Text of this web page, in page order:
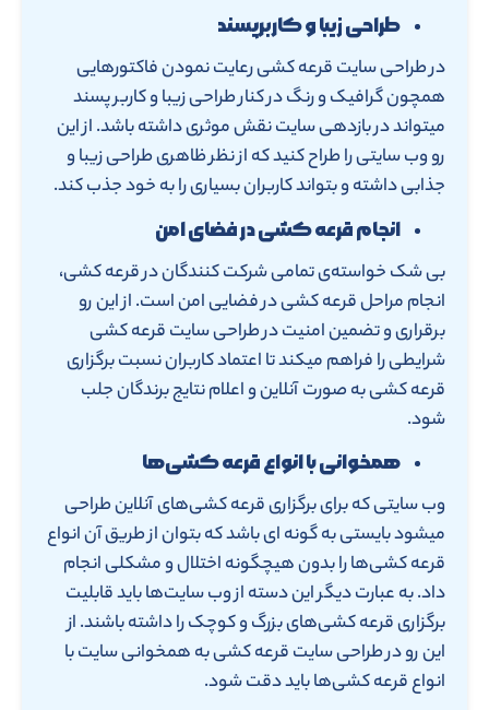
طراحی زیبا و کاربرپسند
در طراحی سایت قرعه کشی رعایت نمودن فاکتورهایی
همچون گرافیک و رنگ در کنار طراحی زیبا و کاربر پسند
میتواند در بازدهی سایت نقش موثری داشته باشد. از این
رو وب سایتی را طراح کنید که از نظر ظاهری طراحی زیبا و
جذابی داشته و بتواند کاربران بسیاری را به خود جذب کند.
انجام قرعه کشی در فضای امن
بی شک خواسته‌ی تمامی شرکت کنندگان در قرعه کشی،
انجام مراحل قرعه کشی در فضایی امن است. از این رو
برقراری و تضمین امنیت در طراحی سایت قرعه کشی
شرایطی را فراهم میکند تا اعتماد کاربران نسبت برگزاری
قرعه کشی به صورت آنلاین و اعلام نتایج برندگان جلب
شود.
همخوانی با انواع قرعه کشی‌ها
وب سایتی که برای برگزاری قرعه کشی‌های آنلاین طراحی
میشود بایستی به گونه ای باشد که بتوان از طریق آن انواع
قرعه کشی‌ها را بدون هیچگونه اختلال و مشکلی انجام
داد. به عبارت دیگر این دسته از وب سایت‌ها باید قابلیت
برگزاری قرعه کشی‌های بزرگ و کوچک را داشته باشند. از
این رو در طراحی سایت قرعه کشی به همخوانی سایت با
انواع قرعه کشی‌ها باید دقت شود.